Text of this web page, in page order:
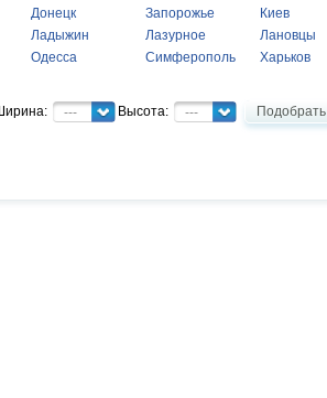
Донецк Запорожье
Киев
Ладыжин Лазурное
Лановцы
Одесса Симферополь Харьков
--- Высота: --- Подобрать